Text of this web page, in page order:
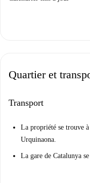
Quartier et
Transport
La propriété se trouve
Urquinaona.
La gare de Catalunya